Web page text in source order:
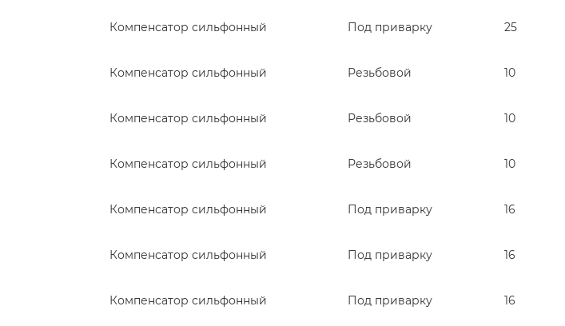
Компенсатор сильфонный Под приварку 25
Компенсатор сильфонный Резьбовой 10
Компенсатор сильфонный Резьбовой 10
Компенсатор сильфонный Резьбовой 10
Компенсатор сильфонный Под приварку 16
Компенсатор сильфонный Под приварку 16
Компенсатор сильфонный Под приварку 16